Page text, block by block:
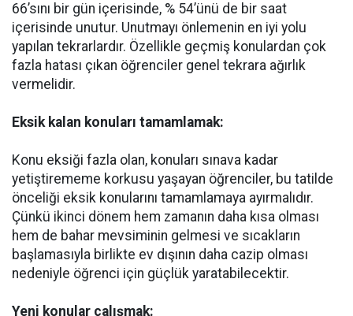
66’sını bir gün içerisinde, % 54’ünü de bir saat
içerisinde unutur. Unutmayı önlemenin en iyi yolu
yapılan tekrarlardır. Özellikle geçmiş konulardan çok
fazla hatası çıkan öğrenciler genel tekrara ağırlık
vermelidir.
Eksik kalan konuları tamamlamak:
Konu eksiği fazla olan, konuları sınava kadar
yetiştirememe korkusu yaşayan öğrenciler, bu tatilde
önceliği eksik konularını tamamlamaya ayırmalıdır.
Çünkü ikinci dönem hem zamanın daha kısa olması
hem de bahar mevsiminin gelmesi ve sıcakların
başlamasıyla birlikte ev dışının daha cazip olması
nedeniyle öğrenci için güçlük yaratabilecektir.
Yeni konular çalışmak: